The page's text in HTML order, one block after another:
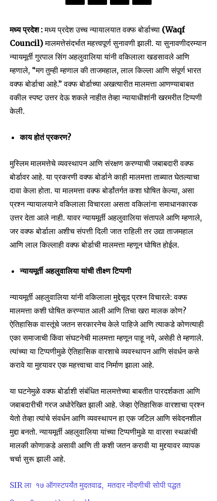
Join our community of
SUBSCRIBERS and be part of the
conversation.
To subscribe, simply enter your email address on our website
your privacy and won't spam your inbox. Your information is
safe with us.
I've read and accept thePrivacy Policy.
मध्य प्रदेश :मध्य प्रदेश उच्च न्यायालयात वक्फ बोर्डाच्या (Waqf
Council)मालमत्तेसंदर्भात महत्त्वपूर्ण सुनावणी झाली. या सुनावणीदरम्यान
न्यायमूर्ती गुरपाल सिंग अहलुवालिया यांनी वकिलाला खडसावले आणि
म्हणाले, “मग तुम्ही म्हणाल की ताजमहाल, लाल किल्ला आणि संपूर्ण भारत
वक्फ बोर्डाचा आहे.” वक्फ बोर्डाच्या अखत्यारीत मालमत्ता आणण्याबाबत
वकील स्पष्ट उत्तर देऊ शकले नाहीत तेव्हा न्यायाधीशांनी खरमरीत टिप्पणी
केली.
काय होतं प्रकरण?
मुस्लिम मालमत्तेचे व्यवस्थापन आणि संरक्षण करण्याची जबाबदारी वक्फ
बोर्डावर आहे. या प्रकरणी वक्फ बोर्डाने काही मालमत्ता ताब्यात घेतल्याचा
दावा केला होता. या मालमत्ता वक्फ बोर्डांतर्गत कशा घोषित केल्या, असा
प्रश्न न्यायालयाने वकिलाला विचारला असता वकिलांना समाधानकारक
उत्तर देता आले नाही. यावर न्यायमूर्ती अहलुवालिया संतापले आणि म्हणाले,
जर वक्फ बोर्डाला अशीच संपत्ती दिली जात राहिली तर उद्या ताजमहाल
आणि लाल किल्लाही वक्फ बोर्डाची मालमत्ता म्हणून घोषित होईल.
न्यायमूर्ती अहलुवालिया यांची तीक्ष्ण टिप्पणी
न्यायमूर्ती अहलुवालिया यांनी वकिलाला मुद्देसूद प्रश्न विचारले: वक्फ
मालमत्ता कशी घोषित करण्यात आली आणि तिचा खरा मालक कोण?
ऐतिहासिक वास्तूंचे जतन सरकारनेच केले पाहिजे आणि त्याकडे कोणत्याही
एका समाजाची किंवा संघटनेची मालमत्ता म्हणून पाहू नये, असेही ते म्हणाले.
त्यांच्या या टिप्पणीमुळे ऐतिहासिक वारशाचे व्यवस्थापन आणि संवर्धन कसे
करावे या मुद्द्यावर एक महत्त्वाचा वाद निर्माण झाला आहे.
या घटनेमुळे वक्फ बोर्डाशी संबंधित मालमत्तेच्या बाबतीत पारदर्शकता आणि
जबाबदारीची गरज अधोरेखित झाली आहे. जेव्हा ऐतिहासिक वारशाचा प्रश्न
येतो तेव्हा त्यांचे संवर्धन आणि व्यवस्थापन हा एक जटिल आणि संवेदनशील
मुद्दा बनतो. न्यायमूर्ती अहलुवालिया यांच्या टिप्पणीमुळे या वारसा स्थळांची
मालकी कोणाकडे असावी आणि ती कशी जतन करावी या मुद्द्यावर व्यापक
चर्चा सुरू झाली आहे.
SIR ला १७ ऑगस्टपर्यंत मुदतवाढ, मतदार नोंदणीची सोपी पद्धत